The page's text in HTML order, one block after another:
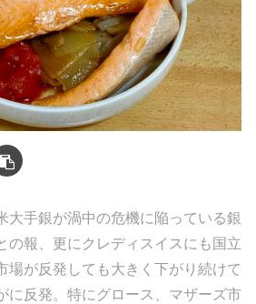
大手銀が渦中の危機に陥っている銀
の報、更にクレディスイスにも国立
場が反発しても大きく下がり続けて
に反発。特にグロース、マザーズ市